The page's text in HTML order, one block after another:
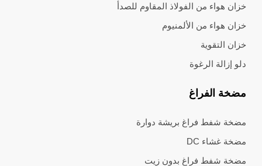
خزان هواء من الفولاذ المقاوم للصدأ
خزان هواء من الألمنيوم
خزان التقوية
دلو إزالة الرغوة
مضخة الفراغ
مضخة شفط فراغ بريشة دوارة
مضخة غشاء DC
مضخة شفط فراغ بدون زيت